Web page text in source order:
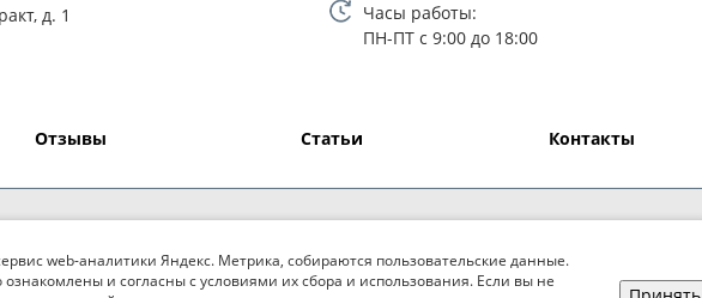
д. 1
Часы работы:
ПН-ПТ с 9:00 до 18:00
Отзывы Статьи Контакты
web-аналитики Яндекс. Метрика, собираются пользовательские данные.
и согласны с условиями их сбора и использования. Если вы не